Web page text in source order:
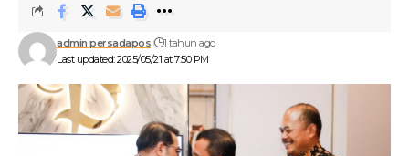
Last updated: 2025/05/21 at 7:50 PM
admin persadapos 1 tahun ago